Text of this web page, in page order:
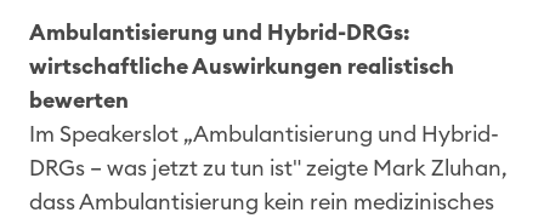
Ambulantisierung und Hybrid-DRGs:
wirtschaftliche Auswirkungen realistisch
bewerten
Im Speakerslot „Ambulantisierung und Hybrid-
DRGs – was jetzt zu tun ist" zeigte Mark Zluhan,
dass Ambulantisierung kein rein medizinisches